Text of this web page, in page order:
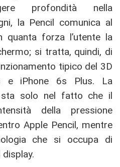
profondità nella
la Pencil comunica al
quanta forza l’utente la
si tratta, quindi, di
tipico del 3D
e iPhone 6s Plus. La
solo nel fatto che il
della pressione
Apple Pencil, mentre
che si occupa di